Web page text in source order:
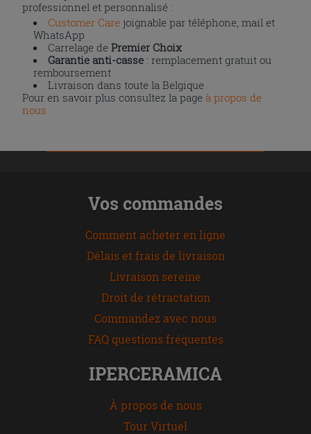
professionnel et personnalisé :
Customer Care joignable par téléphone, mail et
WhatsApp
Carrelage dePremier Choix
Garantie anti-casse : remplacement gratuit ou
remboursement
Livraison dans toute la Belgique
Pour en savoir plus consultez la page à propos de
nous
Vos commandes
Comment acheter en ligne
Délais et frais de livraison
Livraison sereine
Droit de rétractation
Commandez avec nous
FAQ questions fréquentes
IPERCERAMICA
À propos de nous
Tour Virtuel